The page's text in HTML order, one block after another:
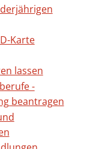
Karte
lassen
-
beantragen